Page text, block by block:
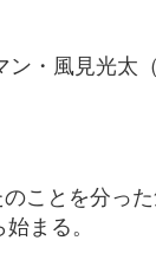
ン・風見光太
ことを分っ
まる。